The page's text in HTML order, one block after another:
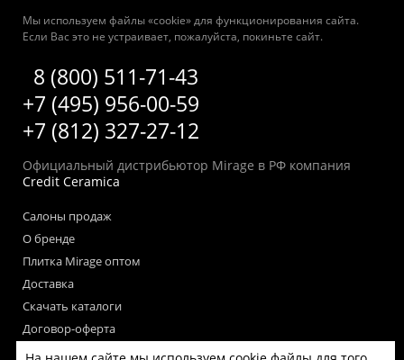
Мы используем файлы «cookie» для функционирования сайта.
Если Вас это не устраивает, пожалуйста, покиньте сайт.
8 (800) 511-71-43
+7 (495) 956-00-59
+7 (812) 327-27-12
Официальный дистрибьютор Mirage в РФ компания
Credit Ceramica
Салоны продаж
О бренде
Плитка Mirage оптом
Доставка
Скачать каталоги
Договор-оферта
Пользовательское соглашение